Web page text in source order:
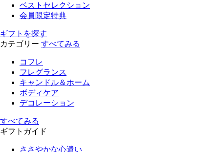
ベストセレクション
会員限定特典
ギフトを探す
カテゴリー すべてみる
コフレ
フレグランス
キャンドル＆ホーム
ボディケア
デコレーション
すべてみる
ギフトガイド
ささやかな心遣い